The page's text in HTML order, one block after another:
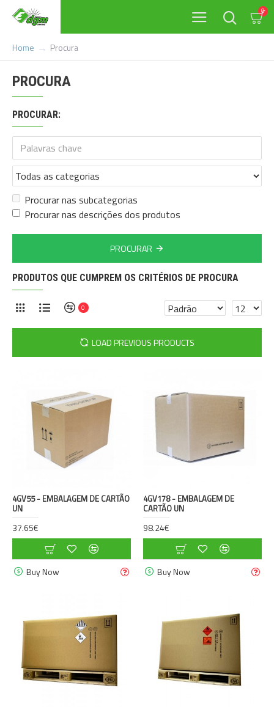
0
Home Procura
PROCURA
PROCURAR:
Procurar nas subcategorias
Procurar nas descrições dos produtos
PROCURAR
PRODUTOS QUE CUMPREM OS CRITÉRIOS DE PROCURA
0
LOAD PREVIOUS PRODUCTS
4GV55 - EMBALAGEM DE CARTÃO
UN
37.65€
Buy Now
4GV178 - EMBALAGEM DE
CARTÃO UN
98.24€
Buy Now